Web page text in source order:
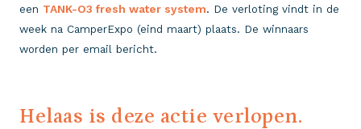
een TANK-O3 fresh water system. De verloting vindt in de
week na CamperExpo (eind maart) plaats. De winnaars
worden per email bericht.
Helaas is deze actie verlopen.